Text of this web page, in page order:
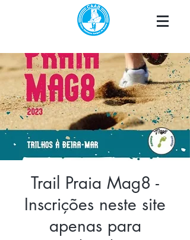
Trail Praia Mag8 -
Inscrições neste site
apenas para